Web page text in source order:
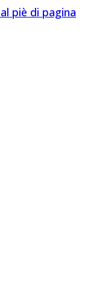
piè di pagina